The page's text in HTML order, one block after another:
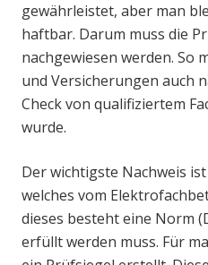
gewährleistet, aber man
haftbar. Darum muss die
nachgewiesen werden. So
und Versicherungen auch
Check von qualifiziertem
wurde.
Der wichtigste Nachweis
welches vom
dieses besteht eine Norm
erfüllt werden muss. Für